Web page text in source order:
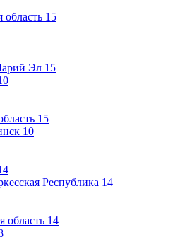
область 15
Эл 15
15
10
Республика 14
область 14